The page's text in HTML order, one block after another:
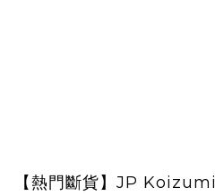
【熱門斷貨】JP Koizumi